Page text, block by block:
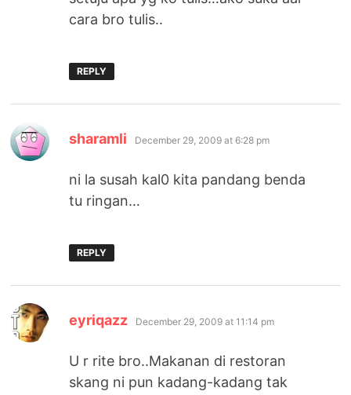
cara bro tulis..
REPLY
sharamli says:
December 29, 2009 at 6:28 pm
ni la susah kal0 kita pandang benda
tu ringan…
REPLY
eyriqazz says:
December 29, 2009 at 11:14 pm
U r rite bro..Makanan di restoran
skang ni pun kadang-kadang tak